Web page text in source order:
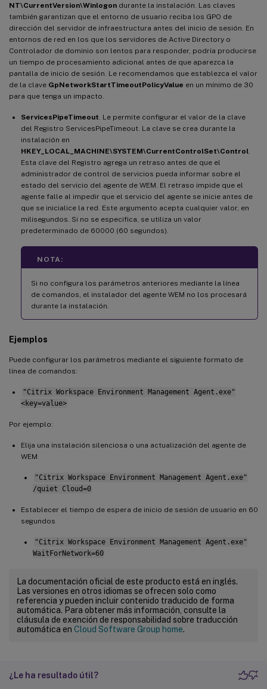
NT\CurrentVersion\Winlogon durante la instalación. Las claves
también garantizan que el entorno de usuario reciba los GPO de
dirección del servidor de infraestructura antes del inicio de sesión. En
entornos de red en los que los servidores de Active Directory o
Controlador de dominio son lentos para responder, podría producirse
un tiempo de procesamiento adicional antes de que aparezca la
pantalla de inicio de sesión. Le recomendamos que establezca el valor
de la clave GpNetworkStartTimeoutPolicyValue en un mínimo de 30
para que tenga un impacto.
ServicesPipeTimeout . Le permite configurar el valor de la clave
del Registro ServicesPipeTimeout. La clave se crea durante la
instalación en
HKEY_LOCAL_MACHINE\SYSTEM\CurrentControlSet\Control
Esta clave del Registro agrega un retraso antes de que el
administrador de control de servicios pueda informar sobre el
estado del servicio del agente de WEM. El retraso impide que el
agente falle al impedir que el servicio del agente se inicie antes de
que se inicialice la red. Este argumento acepta cualquier valor, en
milisegundos. Si no se especifica, se utiliza un valor
predeterminado de 60000 (60 segundos).
NOTA:
Si no configura los parámetros anteriores mediante la línea
de comandos, el instalador del agente WEM no los procesará
durante la instalación.
Ejemplos
Puede configurar los parámetros mediante el siguiente formato de
línea de comandos:
"Citrix Workspace Environment Management Agent.exe"
<key=value>
Por ejemplo:
Elija una instalación silenciosa o una actualización del agente de
WEM
"Citrix Workspace Environment Management Agent.exe"
/quiet Cloud=0
Establecer el tiempo de espera de inicio de sesión de usuario en 60
segundos
"Citrix Workspace Environment Management Agent.exe"
WaitForNetwork=60
La documentación oficial de este producto está en inglés.
Las versiones en otros idiomas se ofrecen solo como
referencia y pueden incluir contenido traducido de forma
automática. Para obtener más información, consulte la
cláusula de exención de responsabilidad sobre traducción
automática en Cloud Software Group home.
¿Le ha resultado útil?